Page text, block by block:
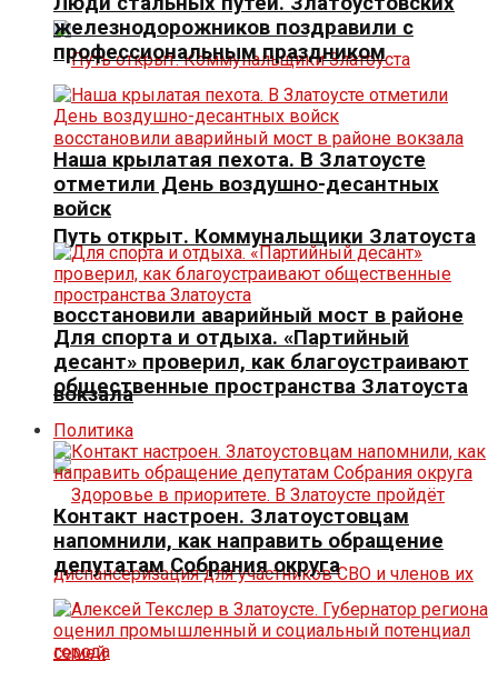
Путь открыт. Коммунальщики Златоуста
восстановили аварийный мост в районе
вокзала
железнодорожников поздравили с
профессиональным праздником
Наша крылатая пехота. В Златоусте
отметили День воздушно-десантных
войск
Для спорта и отдыха. «Партийный
десант» проверил, как благоустраивают
общественные пространства Златоуста
Политика
Контакт настроен. Златоустовцам
напомнили, как направить обращение
депутатам Собрания округа